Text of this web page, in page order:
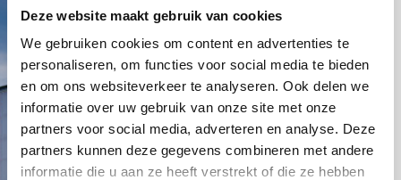
Deze website maakt gebruik van cookies
We gebruiken cookies om content en advertenties te
personaliseren, om functies voor social media te bieden
en om ons websiteverkeer te analyseren. Ook delen we
informatie over uw gebruik van onze site met onze
partners voor social media, adverteren en analyse. Deze
partners kunnen deze gegevens combineren met andere
informatie die u aan ze heeft verstrekt of die ze hebben